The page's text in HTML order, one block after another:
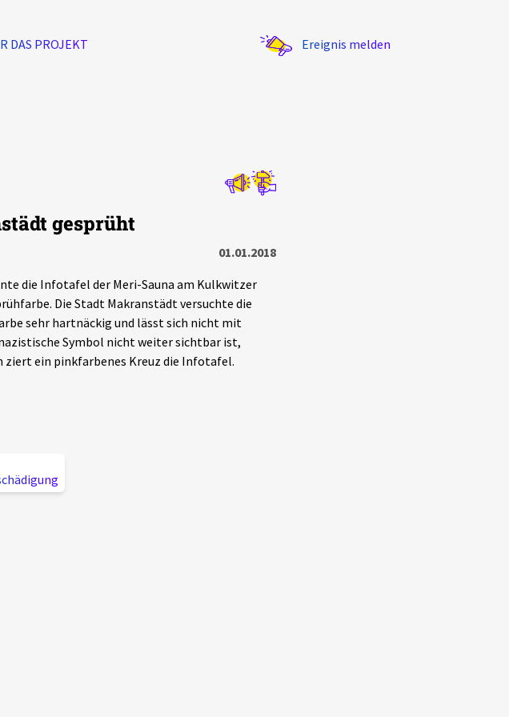
DAS PROJEKT Ereignis melden
gesprüht
01.01.2018
die Infotafel der Meri-Sauna am Kulkwitzer
Die Stadt Makranstädt versuchte die
sehr hartnäckig und lässt sich nicht mit
Symbol nicht weiter sichtbar ist,
ziert ein pinkfarbenes Kreuz die Infotafel.
Statistik